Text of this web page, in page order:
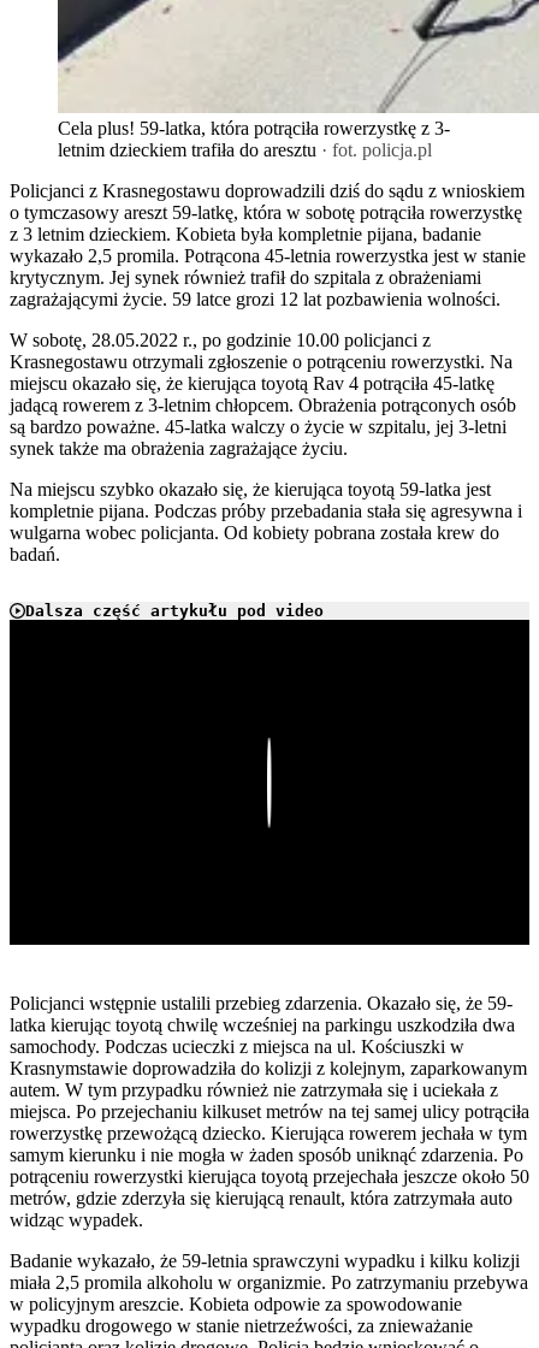
Cela plus! 59-latka, która potrąciła rowerzystkę z 3-
letnim dzieckiem trafiła do aresztu · fot. policja.pl
Policjanci z Krasnegostawu doprowadzili dziś do sądu z wnioskiem
o tymczasowy areszt 59-latkę, która w sobotę potrąciła rowerzystkę
z 3 letnim dzieckiem. Kobieta była kompletnie pijana, badanie
wykazało 2,5 promila. Potrącona 45-letnia rowerzystka jest w stanie
krytycznym. Jej synek również trafił do szpitala z obrażeniami
zagrażającymi życie. 59 latce grozi 12 lat pozbawienia wolności.
W sobotę, 28.05.2022 r., po godzinie 10.00 policjanci z
Krasnegostawu otrzymali zgłoszenie o potrąceniu rowerzystki. Na
miejscu okazało się, że kierująca toyotą Rav 4 potrąciła 45-latkę
jadącą rowerem z 3-letnim chłopcem. Obrażenia potrąconych osób
są bardzo poważne. 45-latka walczy o życie w szpitalu, jej 3-letni
synek także ma obrażenia zagrażające życiu.
Na miejscu szybko okazało się, że kierująca toyotą 59-latka jest
kompletnie pijana. Podczas próby przebadania stała się agresywna i
wulgarna wobec policjanta. Od kobiety pobrana została krew do
badań.
Dalsza część artykułu pod video
Policjanci wstępnie ustalili przebieg zdarzenia. Okazało się, że 59-
latka kierując toyotą chwilę wcześniej na parkingu uszkodziła dwa
samochody. Podczas ucieczki z miejsca na ul. Kościuszki w
Krasnymstawie doprowadziła do kolizji z kolejnym, zaparkowanym
autem. W tym przypadku również nie zatrzymała się i uciekała z
miejsca. Po przejechaniu kilkuset metrów na tej samej ulicy potrąciła
rowerzystkę przewożącą dziecko. Kierująca rowerem jechała w tym
samym kierunku i nie mogła w żaden sposób uniknąć zdarzenia. Po
potrąceniu rowerzystki kierująca toyotą przejechała jeszcze około 50
metrów, gdzie zderzyła się kierującą renault, która zatrzymała auto
widząc wypadek.
Badanie wykazało, że 59-letnia sprawczyni wypadku i kilku kolizji
miała 2,5 promila alkoholu w organizmie. Po zatrzymaniu przebywa
w policyjnym areszcie. Kobieta odpowie za spowodowanie
wypadku drogowego w stanie nietrzeźwości, za znieważanie